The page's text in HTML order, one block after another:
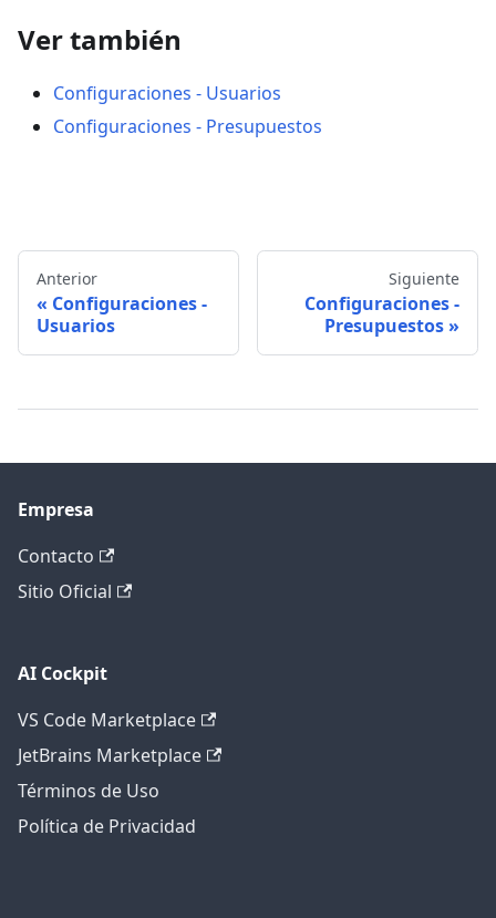
Ver también
Configuraciones - Usuarios
Configuraciones - Presupuestos
Anterior
Configuraciones -
Usuarios
Siguiente
Configuraciones -
Presupuestos
Empresa
Contacto
Sitio Oficial
AI Cockpit
VS Code Marketplace
JetBrains Marketplace
Términos de Uso
Política de Privacidad